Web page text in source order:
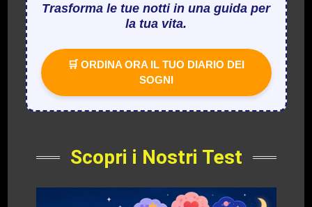
Trasforma le tue notti in una guida per
la tua vita.
🛒 ORDINA ORA IL TUO DIARIO DEI
SOGNI
Scopri i Nostri Test